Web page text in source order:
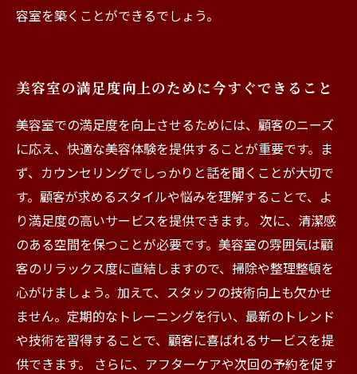
容室を築くことができるでしょう。
美容室の満足度向上のために今すぐできること
美容室での満足度を向上させるためには、顧客のニーズ
に応え、快適な美容体験を提供することが重要です。ま
ず、カウンセリングでしっかりと話を聞くことが大切で
す。顧客が求めるスタイルや悩みを理解することで、よ
り満足度の高いサービスを提供できます。 次に、清潔感
のある空間を保つことが必要です。美容室の雰囲気は顧
客のリラックス度に直結しますので、掃除や整理整頓を
心がけましょう。加えて、スタッフの技術向上も欠かせ
ません。定期的なトレーニングを行い、最新のトレンド
や技術を習得することで、顧客に喜ばれるサービスを提
供できます。 さらに、アフターケアや次回の予約を促す